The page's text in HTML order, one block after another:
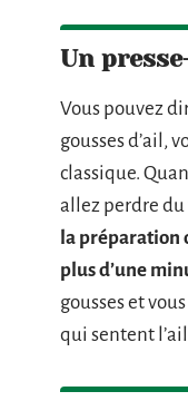
Un
Vous pouvez
gousses d’ail,
classique.
allez perdre du
la préparation
plus d’une
gousses et
qui sentent